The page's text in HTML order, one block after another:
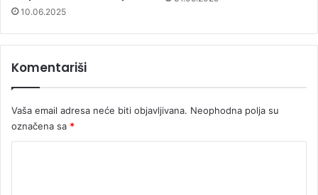
10.06.2025
Komentariši
Vaša email adresa neće biti objavljivana. Neophodna polja su
označena sa *